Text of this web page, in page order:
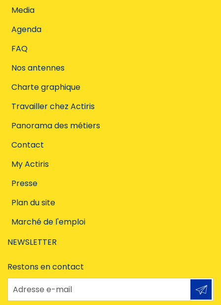
Media
Agenda
FAQ
Nos antennes
Charte graphique
Travailler chez Actiris
Panorama des métiers
Contact
My Actiris
Presse
Plan du site
Marché de l'emploi
NEWSLETTER
Restons en contact
Adresse e-mail